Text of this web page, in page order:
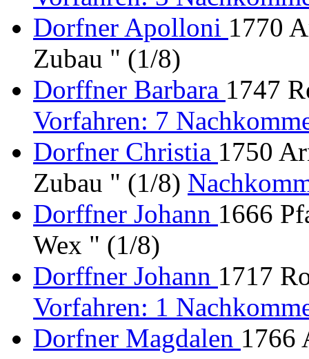
Dorfner Apolloni 1770
Zubau " (1/8)
Dorffner Barbara 1747
Vorfahren: 7
Dorfner Christia 1750
Zubau " (1/8)
Dorffner Johann 1666
Wex " (1/8)
Dorffner Johann 1717
Vorfahren: 1
Dorfner Magdalen 1766